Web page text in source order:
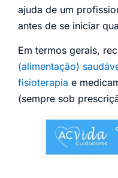
ajuda de um
antes de se iniciar
Em termos gerais,
(alimentação)
fisioterapia e
(sempre sob